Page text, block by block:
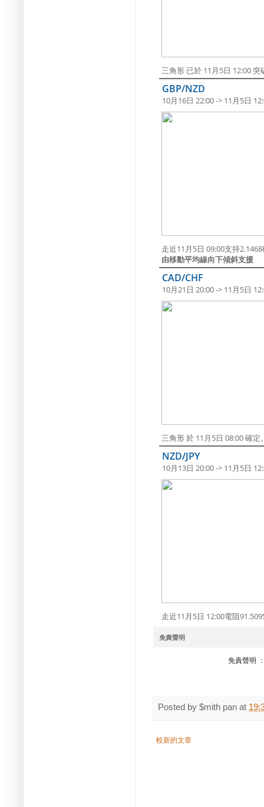
三角形 已於 11月5日 12:00
GBP/NZD
10月16日 22:00 -> 11月5日
走近11月5日 09:00支持
由移動平均線向下傾斜支援
CAD/CHF
10月21日 20:00 -> 11月5日
三角形 於 11月5日 08:00 確
NZD/JPY
10月13日 20:00 -> 11月5日
走近11月5日 12:00電阻
免責聲明
免責聲明
Posted by $mith pan at
較新的文章